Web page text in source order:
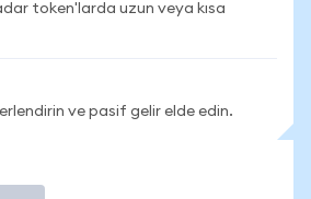
token'larda uzun veya kısa
ve pasif gelir elde edin.